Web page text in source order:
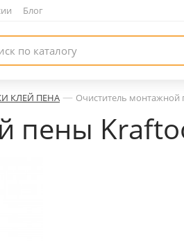
Блог
КЛЕЙ ПЕНА — Очиститель монтажной
пены